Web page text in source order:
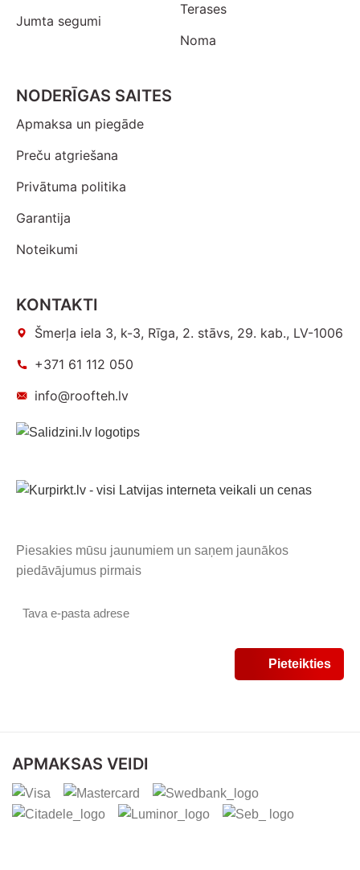
Jumta segumi
Terases
Noma
NODERĪGAS SAITES
Apmaksa un piegāde
Preču atgriešana
Privātuma politika
Garantija
Noteikumi
KONTAKTI
Šmerļa iela 3, k-3, Rīga, 2. stāvs, 29. kab., LV-1006
+371 61 112 050
info@roofteh.lv
Piesakies mūsu jaunumiem un saņem jaunākos
piedāvājumus pirmais
APMAKSAS VEIDI